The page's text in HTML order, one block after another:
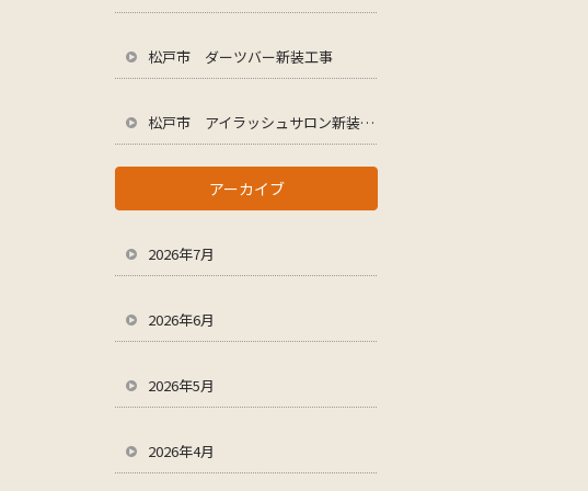
松戸市 ダーツバー新装工事
松戸市 アイラッシュサロン新装工事
アーカイブ
2026年7月
2026年6月
2026年5月
2026年4月